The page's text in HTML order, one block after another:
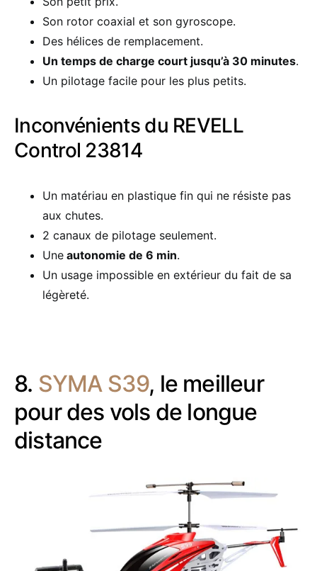
Son rotor coaxial et son gyroscope.
Des hélices de remplacement.
Un temps de charge court jusqu’à 30 minutes.
Un pilotage facile pour les plus petits.
Inconvénients du REVELL
Control 23814
Un matériau en plastique fin qui ne résiste pas
aux chutes.
2 canaux de pilotage seulement.
Une autonomie de 6 min.
Un usage impossible en extérieur du fait de sa
légèreté.
8. SYMA S39, le meilleur
pour des vols de longue
distance